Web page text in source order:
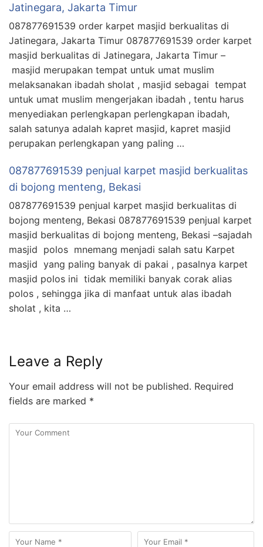
Jatinegara, Jakarta Timur
087877691539 order karpet masjid berkualitas di
Jatinegara, Jakarta Timur 087877691539 order karpet
masjid berkualitas di Jatinegara, Jakarta Timur –
masjid merupakan tempat untuk umat muslim
melaksanakan ibadah sholat , masjid sebagai tempat
untuk umat muslim mengerjakan ibadah , tentu harus
menyediakan perlengkapan perlengkapan ibadah,
salah satunya adalah kapret masjid, kapret masjid
perupakan perlengkapan yang paling …
087877691539 penjual karpet masjid berkualitas
di bojong menteng, Bekasi
087877691539 penjual karpet masjid berkualitas di
bojong menteng, Bekasi 087877691539 penjual karpet
masjid berkualitas di bojong menteng, Bekasi –sajadah
masjid polos mnemang menjadi salah satu Karpet
masjid yang paling banyak di pakai , pasalnya karpet
masjid polos ini tidak memiliki banyak corak alias
polos , sehingga jika di manfaat untuk alas ibadah
sholat , kita …
Leave a Reply
Your email address will not be published. Required
fields are marked *